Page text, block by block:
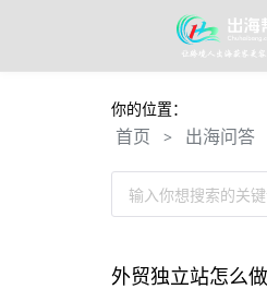
你的位置：
首页 > 出海问答
输入你想搜索的关
外贸独立站怎么